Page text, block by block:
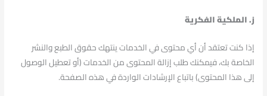
ز. الملكية الفكرية
إذا كنت تعتقد أن أي محتوى في الخدمات ينتهك حقوق الطبع والنشر
الخاصة بك، فيمكنك طلب إزالة المحتوى من الخدمات (أو تعطيل الوصول
إلى هذا المحتوى) باتباع الإرشادات الواردة في هذه الصفحة.